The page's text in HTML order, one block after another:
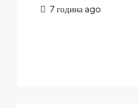
7 година ago